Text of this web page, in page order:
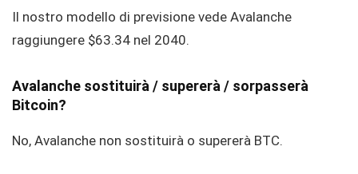
Il nostro modello di previsione vede Avalanche
raggiungere $63.34 nel 2040.
Avalanche sostituirà / supererà / sorpasserà
Bitcoin?
No, Avalanche non sostituirà o supererà BTC.